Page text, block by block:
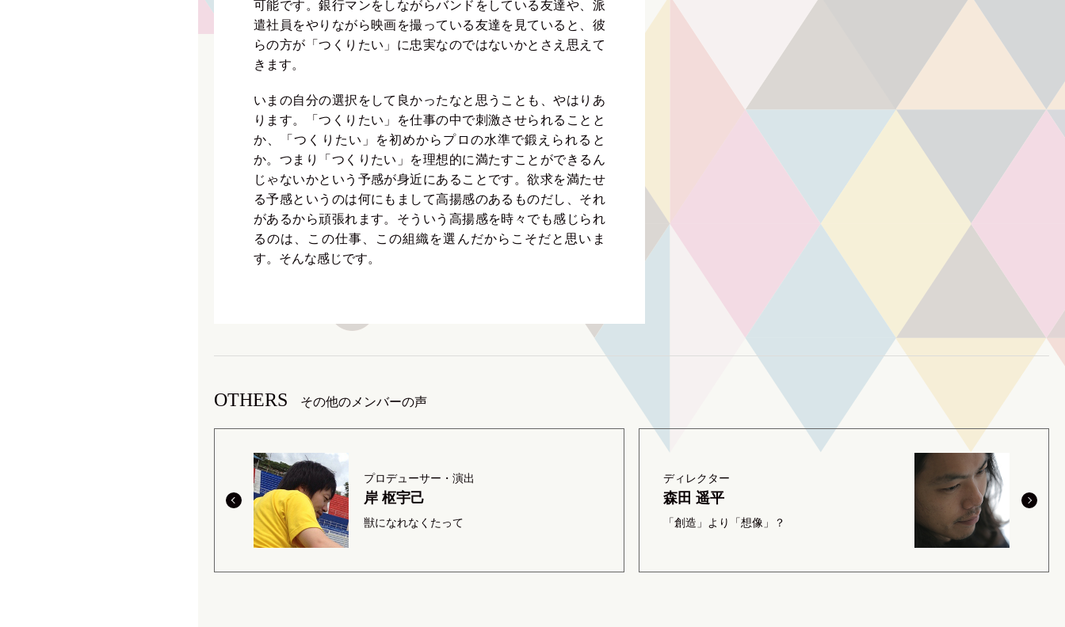
可能です。銀行マンをしながらバンドをしている友達や、派
遣社員をやりながら映画を撮っている友達を見ていると、彼
らの方が「つくりたい」に忠実なのではないかとさえ思えて
きます。
いまの自分の選択をして良かったなと思うことも、やはりあ
ります。「つくりたい」を仕事の中で刺激させられることと
か、「つくりたい」を初めからプロの水準で鍛えられると
か。つまり「つくりたい」を理想的に満たすことができるん
じゃないかという予感が身近にあることです。欲求を満たせ
る予感というのは何にもまして高揚感のあるものだし、それ
があるから頑張れます。そういう高揚感を時々でも感じられ
るのは、この仕事、この組織を選んだからこそだと思いま
す。そんな感じです。
OTHERS その他のメンバーの声
プロデューサー・演出
岸 枢宇己
獣になれなくたって
ディレクター
森田 遥平
「創造」より「想像」？